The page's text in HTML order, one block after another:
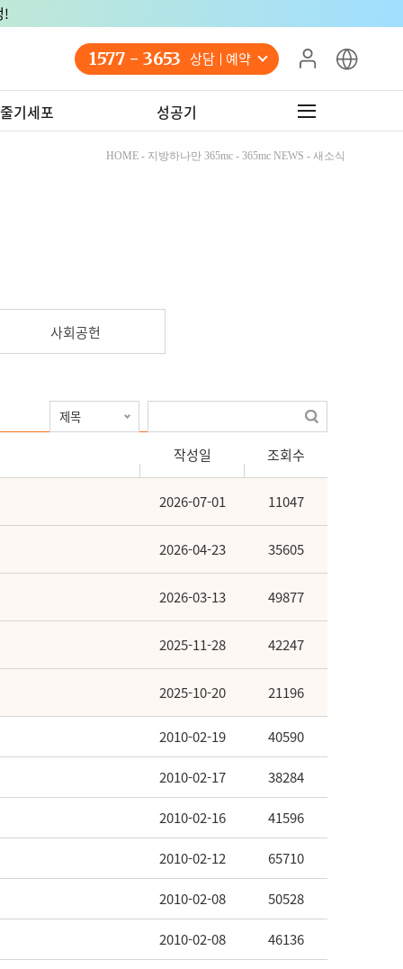
!
1577 - 3653 상담 예약
기세포 성공기
HOME - 지방하나만 365mc - 365mc NEWS - 새소식
사회공헌
작성일 조회수
2026-07-01 11047
2026-04-23 35605
2026-03-13 49877
2025-11-28 42247
2025-10-20 21196
2010-02-19 40590
2010-02-17 38284
2010-02-16 41596
2010-02-12 65710
2010-02-08 50528
2010-02-08 46136